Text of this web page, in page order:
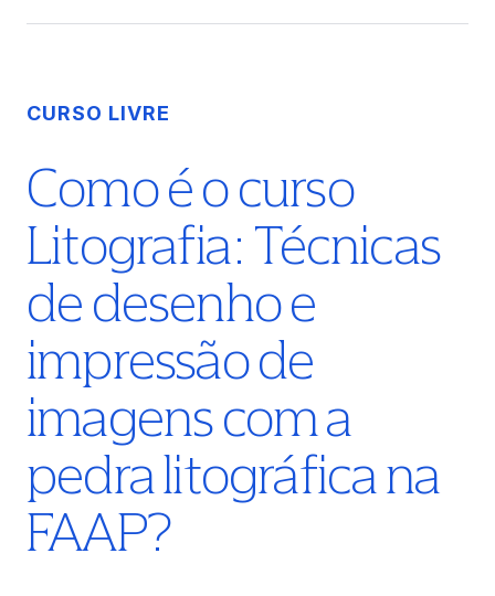
CURSO LIVRE
Como é o curso
Litografia: Técnicas
de desenho e
impressão de
imagens com a
pedra litográfica na
FAAP?